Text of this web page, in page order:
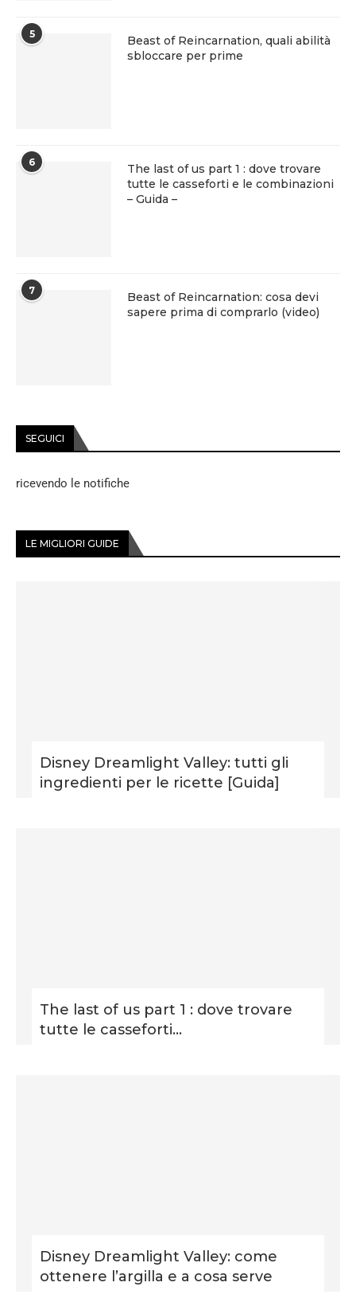
5
Beast of Reincarnation, quali abilità
sbloccare per prime
6
The last of us part 1 : dove trovare
tutte le casseforti e le combinazioni
– Guida –
7
Beast of Reincarnation: cosa devi
sapere prima di comprarlo (video)
SEGUICI
ricevendo le notifiche
LE MIGLIORI GUIDE
Disney Dreamlight Valley: tutti gli
ingredienti per le ricette [Guida]
The last of us part 1 : dove trovare
tutte le casseforti...
Disney Dreamlight Valley: come
ottenere l’argilla e a cosa serve